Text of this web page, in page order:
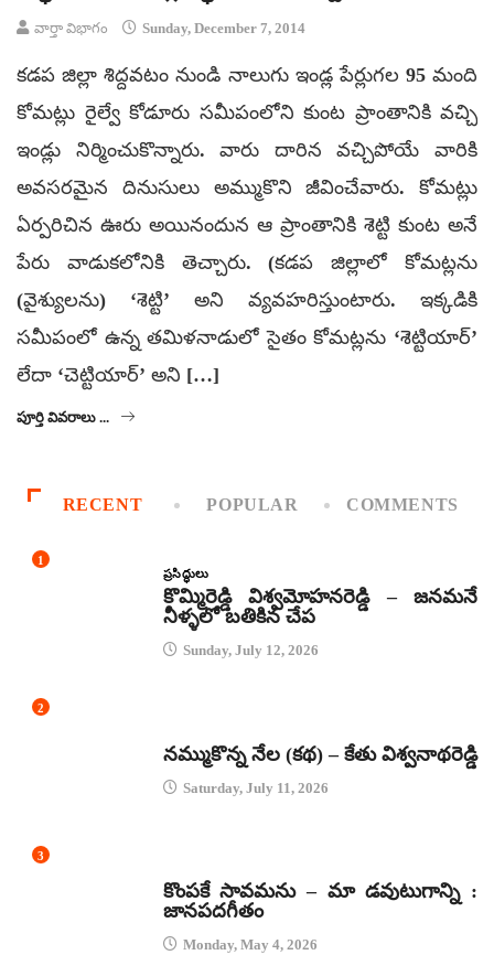
వార్తా విభాగం Sunday, December 7, 2014
కడప జిల్లా శిద్దవటం నుండి నాలుగు ఇండ్ల పేర్లుగల 95 మంది
కోమట్లు రైల్వే కోడూరు సమీపంలోని కుంట ప్రాంతానికి వచ్చి
ఇండ్లు నిర్మించుకొన్నారు. వారు దారిన వచ్చిపోయే వారికి
అవసరమైన దినుసులు అమ్ముకొని జీవించేవారు. కోమట్లు
ఏర్పరిచిన ఊరు అయినందున ఆ ప్రాంతానికి శెట్టి కుంట అనే
పేరు వాడుకలోనికి తెచ్చారు. (కడప జిల్లాలో కోమట్లను
(వైశ్యులను) ‘శెట్టి’ అని వ్యవహరిస్తుంటారు. ఇక్కడికి
సమీపంలో ఉన్న తమిళనాడులో సైతం కోమట్లను ‘శెట్టియార్’
లేదా ‘చెట్టియార్’ అని […]
పూర్తి వివరాలు ...
RECENT POPULAR COMMENTS
1
ప్రసిద్ధులు
కొమ్మిరెడ్డి విశ్వమోహనరెడ్డి – జనమనే
నీళ్ళలో బతికిన చేప
Sunday, July 12, 2026
2
నమ్ముకొన్న నేల (కథ) – కేతు విశ్వనాథరెడ్డి
Saturday, July 11, 2026
3
కొంపకే సావమను – మా డవుటుగాన్ని :
జానపదగీతం
Monday, May 4, 2026